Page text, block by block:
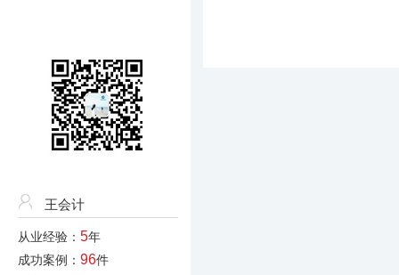
王会计
从业经验： 5年
成功案例： 96件